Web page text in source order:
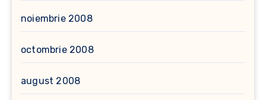
noiembrie 2008
octombrie 2008
august 2008